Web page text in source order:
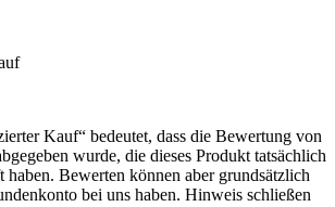
Kauf“ bedeutet, dass die Bewertung von
wurde, die dieses Produkt tatsächlich
haben. Bewerten können aber grundsätzlich
bei uns haben. Hinweis schließen